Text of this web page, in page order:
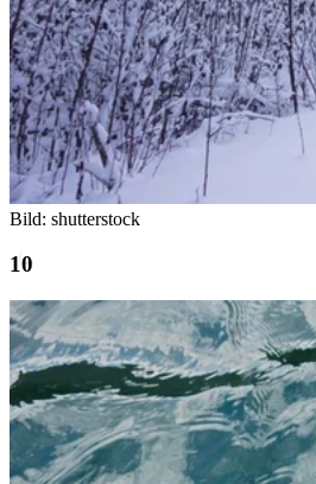
Bild: shutterstock